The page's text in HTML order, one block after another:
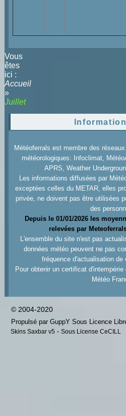
Vous
êtes
ici :
Accueil
»
Juillet
Météoferrals est membre des
météorologiques: Infoclimat,
APRS, Weather
Les informations diffusées par
exceptées celles du METAR, elles
privée, ne doivent pas être utilisées
des
Depuis le 01/01/2026 les
relevées par
L'ensemble du site n'est pas
données météo peuvent ne pas
fréquence d'actualisation de
Pour obtenir un certificat
Météo
© 2004-2020
Propulsé par GuppY Sous Licence
Skins Saxbar v5 - Sous License CeCILL